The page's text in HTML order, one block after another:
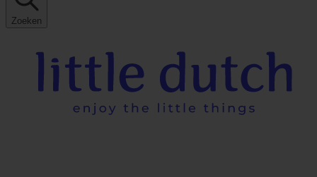
Zoeken